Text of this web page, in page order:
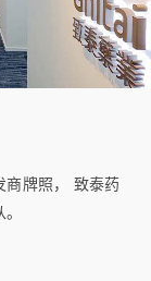
商牌照， 致泰药